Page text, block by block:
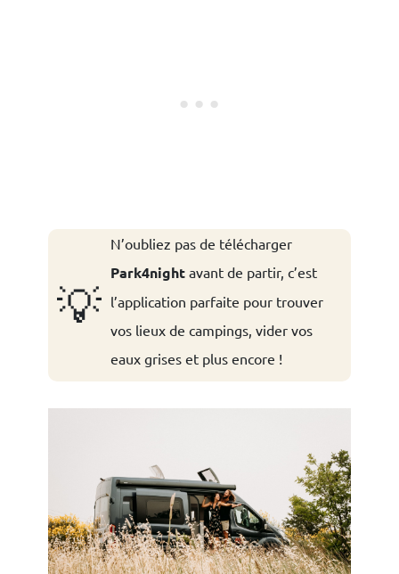
💡
N’oubliez pas de télécharger
Park4nightavant de partir, c’est
l’application parfaite pour trouver
vos lieux de campings, vider vos
eaux grises et plus encore !